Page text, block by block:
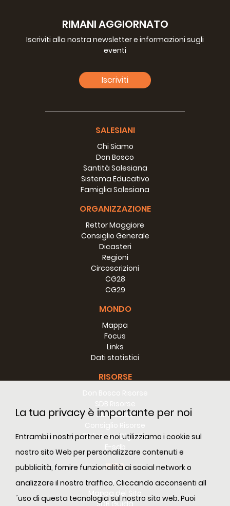
La tua privacy è importante per noi
Entrambi i nostri partner e noi utilizziamo i cookie sul
nostro sito Web per personalizzare contenuti e
pubblicità, fornire funzionalità ai social network o
analizzare il nostro traffico. Cliccando acconsenti all
´uso di questa tecnologia sul nostro sito web. Puoi
RIMANI AGGIORNATO
Iscriviti alla nostra newsletter e informazioni sugli
eventi
Iscriviti
SALESIANI
Chi Siamo
Don Bosco
Santità Salesiana
Sistema Educativo
Famiglia Salesiana
ORGANIZZAZIONE
Rettor Maggiore
Consiglio Generale
Dicasteri
Regioni
Circoscrizioni
CG28
CG29
MONDO
Mappa
Focus
Links
Dati statistici
RISORSE
RM Risorse
Biblioteca Digitale
E-sdb
INFO
ANS
Mappa del Sito
SDB Guida